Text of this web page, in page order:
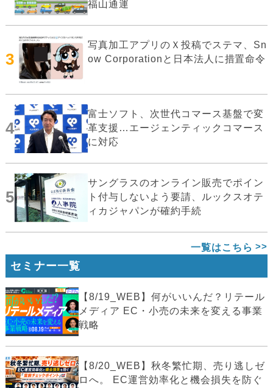
福山通運
3
写真加工アプリのＸ投稿でステマ、Sn
ow Corporationと日本法人に措置命令
4
富士ソフト、次世代コマース基盤で変
革支援…エージェンティックコマース
に対応
5
サングラスのオンライン販売でポイン
ト付与しないよう要請、ルックスオテ
ィカジャパンが確約手続
一覧はこちら
セミナー一覧
【8/19_WEB】何がいいんだ？リテール
メディア EC・小売の未来を変える事業
戦略
【8/20_WEB】秋冬繁忙期、売り逃しゼ
ロへ。 EC運営効率化と機会損失を防ぐ